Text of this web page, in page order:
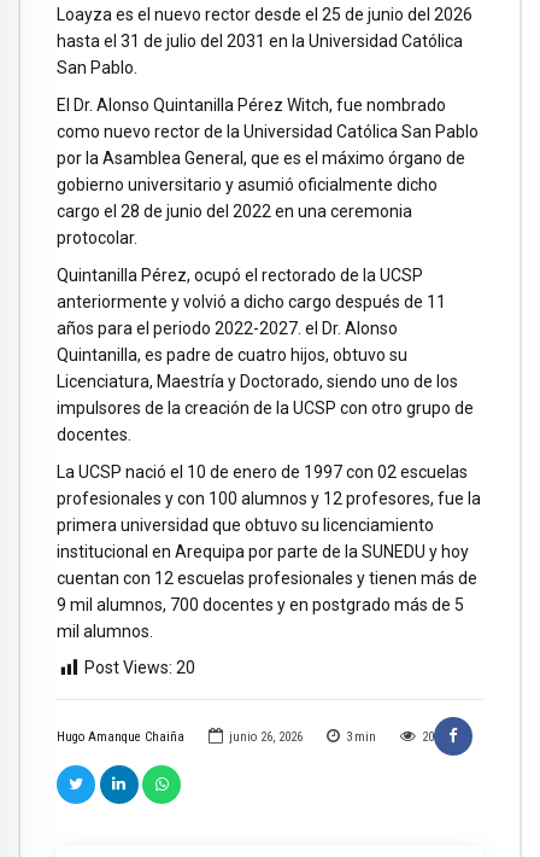
Hugo Amanque Chaiña junio 26, 2026 3 min 20
Loayza es el nuevo rector desde el 25 de junio del 2026
hasta el 31 de julio del 2031 en la Universidad Católica
San Pablo.
El Dr. Alonso Quintanilla Pérez Witch, fue nombrado
como nuevo rector de la Universidad Católica San Pablo
por la Asamblea General, que es el máximo órgano de
gobierno universitario y asumió oficialmente dicho
cargo el 28 de junio del 2022 en una ceremonia
protocolar.
Quintanilla Pérez, ocupó el rectorado de la UCSP
anteriormente y volvió a dicho cargo después de 11
años para el periodo 2022-2027. el Dr. Alonso
Quintanilla, es padre de cuatro hijos, obtuvo su
Licenciatura, Maestría y Doctorado, siendo uno de los
impulsores de la creación de la UCSP con otro grupo de
docentes.
La UCSP nació el 10 de enero de 1997 con 02 escuelas
profesionales y con 100 alumnos y 12 profesores, fue la
primera universidad que obtuvo su licenciamiento
institucional en Arequipa por parte de la SUNEDU y hoy
cuentan con 12 escuelas profesionales y tienen más de
9 mil alumnos, 700 docentes y en postgrado más de 5
mil alumnos.
Post Views: 20